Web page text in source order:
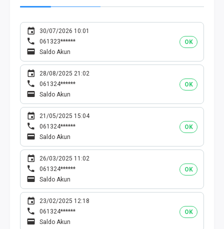
OK
30/07/2026 10:01
061323******
Saldo Akun
OK
28/08/2025 21:02
061324******
Saldo Akun
OK
21/05/2025 15:04
061324******
Saldo Akun
OK
26/03/2025 11:02
061324******
Saldo Akun
OK
23/02/2025 12:18
061324******
Saldo Akun